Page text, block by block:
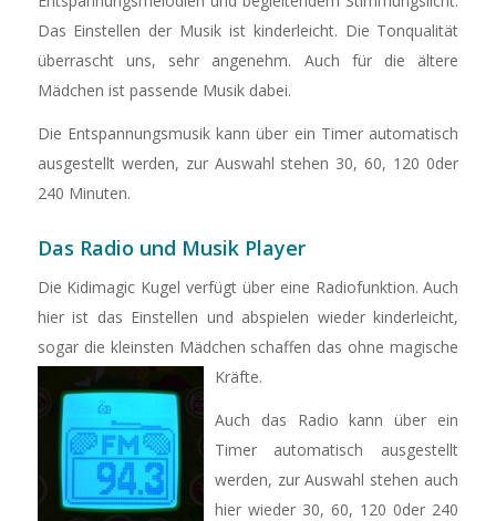
Das Einstellen der Musik ist kinderleicht. Die Tonqualität
überrascht uns, sehr angenehm. Auch für die ältere
Mädchen ist passende Musik dabei.
Die Entspannungsmusik kann über ein Timer automatisch
ausgestellt werden, zur Auswahl stehen 30, 60, 120 0der
240 Minuten.
Das Radio und Musik Player
Die Kidimagic Kugel verfügt über eine Radiofunktion. Auch
hier ist das Einstellen und abspielen wieder kinderleicht,
sogar die kleinsten Mädchen schaffen das ohne magische
Kräfte.
Auch das Radio kann über ein
Timer automatisch ausgestellt
werden, zur Auswahl stehen auch
hier wieder 30, 60, 120 0der 240